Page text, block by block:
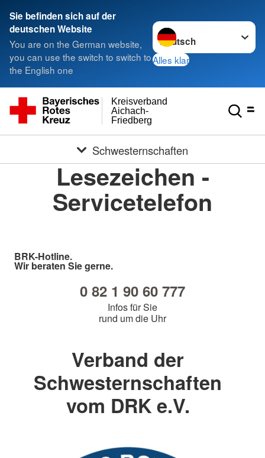
Sie befinden sich auf der
deutschen Website
You are on the German website,
you can use the switch to switch to
the English one
Sprache wechseln zu
Alles klar
Friedberg
Aichach-
Kreisverband
Schwesternschaften
Lesezeichen -
Servicetelefon
BRK-Hotline.
Wir beraten Sie gerne.
0 82 1 90 60 777
Infos für Sie
rund um die Uhr
Verband der
Schwesternschaften
vom DRK e.V.